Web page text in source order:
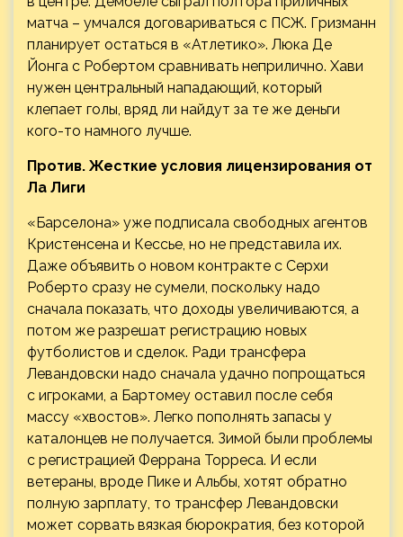
матча – умчался договариваться с ПСЖ. Гризманн
планирует остаться в «Атлетико». Люка Де
Йонга с Робертом сравнивать неприлично. Хави
нужен центральный нападающий, который
клепает голы, вряд ли найдут за те же деньги
кого-то намного лучше.
Против. Жесткие условия лицензирования от
Ла Лиги
«Барселона» уже подписала свободных агентов
Кристенсена и Кессье, но не представила их.
Даже объявить о новом контракте с Серхи
Роберто сразу не сумели, поскольку надо
сначала показать, что доходы увеличиваются, а
потом же разрешат регистрацию новых
футболистов и сделок. Ради трансфера
Левандовски надо сначала удачно попрощаться
с игроками, а Бартомеу оставил после себя
массу «хвостов». Легко пополнять запасы у
каталонцев не получается. Зимой были проблемы
с регистрацией Феррана Торреса. И если
ветераны, вроде Пике и Альбы, хотят обратно
полную зарплату, то трансфер Левандовски
может сорвать вязкая бюрократия, без которой